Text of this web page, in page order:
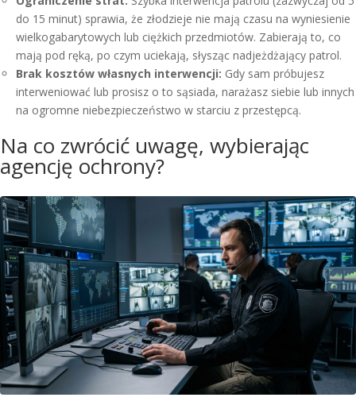
do 15 minut) sprawia, że złodzieje nie mają czasu na wyniesienie
wielkogabarytowych lub ciężkich przedmiotów. Zabierają to, co
mają pod ręką, po czym uciekają, słysząc nadjeżdżający patrol.
Brak kosztów własnych interwencji: Gdy sam próbujesz
interweniować lub prosisz o to sąsiada, narażasz siebie lub innych
na ogromne niebezpieczeństwo w starciu z przestępcą.
Na co zwrócić uwagę, wybierając
agencję ochrony?